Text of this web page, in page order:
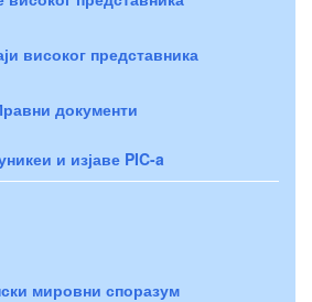
високог представника
документи
и изјаве PIC-a
мировни споразум